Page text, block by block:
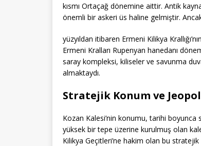
kısmı Ortaçağ dönemine aittir. Antik
önemli bir askeri üs haline gelmiştir. Ancak
yüzyıldan itibaren Ermeni Kilikya
Ermeni Kralları Rupenyan hanedanı
saray kompleksi, kiliseler ve savunma
almaktaydı.
Stratejik Konum ve
Kozan Kalesi’nin konumu, tarihi boyunca
yüksek bir tepe üzerine kurulmuş olan
Kilikya Geçitleri’ne hakim olan bu